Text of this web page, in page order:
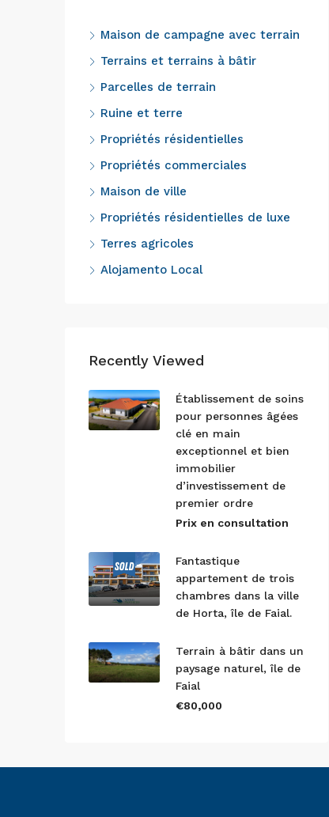
Maison de campagne avec terrain
Terrains et terrains à bâtir
Parcelles de terrain
Ruine et terre
Propriétés résidentielles
Propriétés commerciales
Maison de ville
Propriétés résidentielles de luxe
Terres agricoles
Alojamento Local
Recently Viewed
Établissement de soins
pour personnes âgées
clé en main
exceptionnel et bien
immobilier
d’investissement de
premier ordre
Prix en consultation
Fantastique
appartement de trois
chambres dans la ville
de Horta, île de Faial.
Terrain à bâtir dans un
paysage naturel, île de
Faial
€80,000